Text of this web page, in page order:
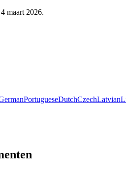
maart 2026.
PortugueseDutchCzechLatvian